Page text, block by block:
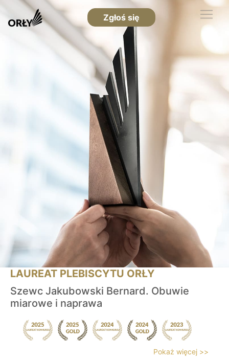
Zgłoś się
LAUREAT PLEBISCYTU ORŁY
Szewc Jakubowski Bernard. Obuwie
miarowe i naprawa
Pokaż więcej >>